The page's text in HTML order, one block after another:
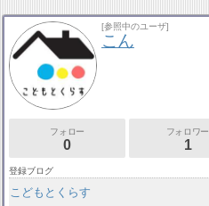
[参照中のユーザ]
こん
フォロー
0
フォロワー
1
登録ブログ
こどもとくらす